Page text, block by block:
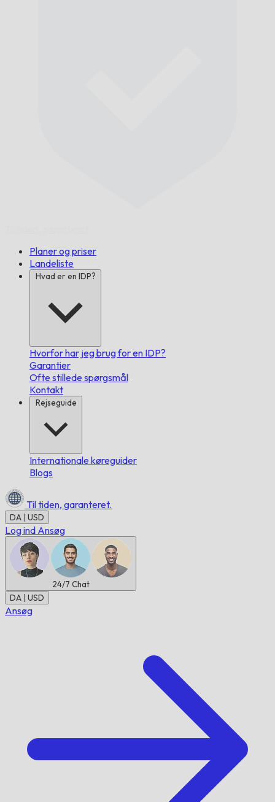
Planer og priser
Landeliste
Hvad er en IDP?
Hvorfor har jeg brug for en IDP?
Garantier
Ofte stillede spørgsmål
Kontakt
Rejseguide
Internationale køreguider
Blogs
Til tiden, garanteret.
DA | USD
Log ind Ansøg
24/7 Chat
DA | USD
Ansøg